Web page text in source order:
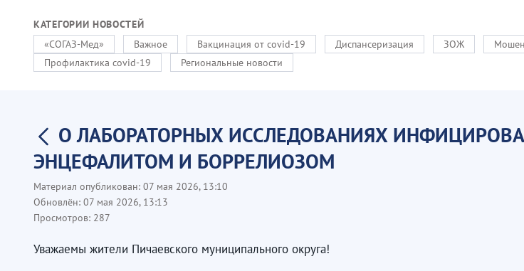
КАТЕГОРИИ НОВОСТЕЙ
«СОГАЗ-Мед»
Важное Вакцинация от covid-19 Диспансеризация ЗОЖ
Профилактика covid-19
Региональные новости
О ЛАБОРАТОРНЫХ ИССЛЕДОВАНИЯХ
ЭНЦЕФАЛИТОМ И БОРРЕЛИОЗОМ
Материал опубликован: 07 мая 2026, 13:10
Обновлён: 07 мая 2026, 13:13
Просмотров: 287
Уважаемы жители Пичаевского муниципального округа!